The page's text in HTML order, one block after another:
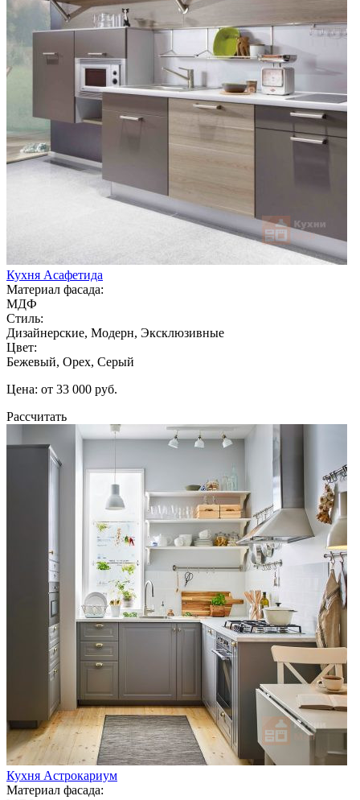
Кухня Асафетида
Материал фасада:
МДФ
Стиль:
Дизайнерские, Модерн, Эксклюзивные
Цвет:
Бежевый, Орех, Серый
Цена: от 33 000 руб.
Рассчитать
Кухня Астрокариум
Материал фасада: